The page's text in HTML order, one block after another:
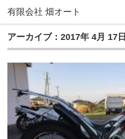
アーカイブ：2017年 4月 17日